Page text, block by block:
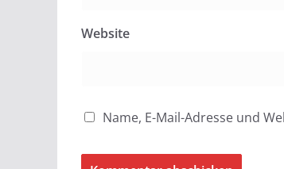
Website
Name, E-Mail-Adresse und